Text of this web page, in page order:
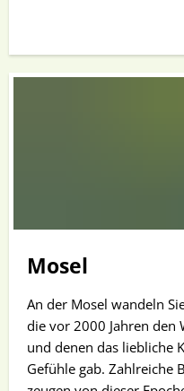
Mosel
An der Mosel wandeln
die vor 2000 Jahren den
und denen das liebliche
Gefühle gab. Zahlreiche